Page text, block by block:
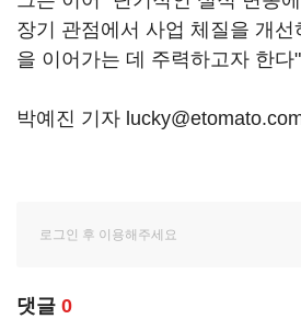
장기 관점에서 사업 체질을 개
을 이어가는 데 주력하고자 한다
박예진 기자
댓글 0